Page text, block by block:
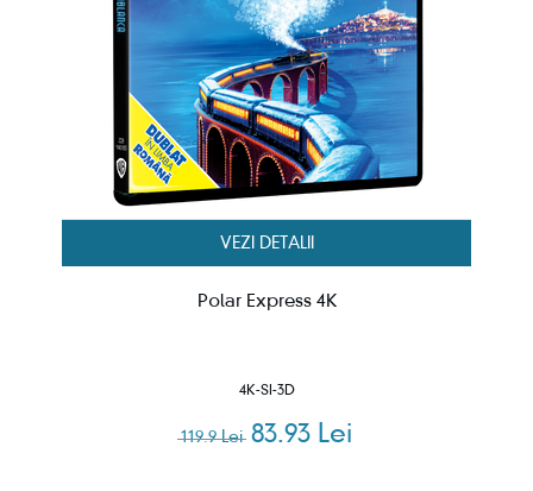
VEZI DETALII
Polar Express 4K
4K-SI-3D
119.9 Lei 83.93 Lei